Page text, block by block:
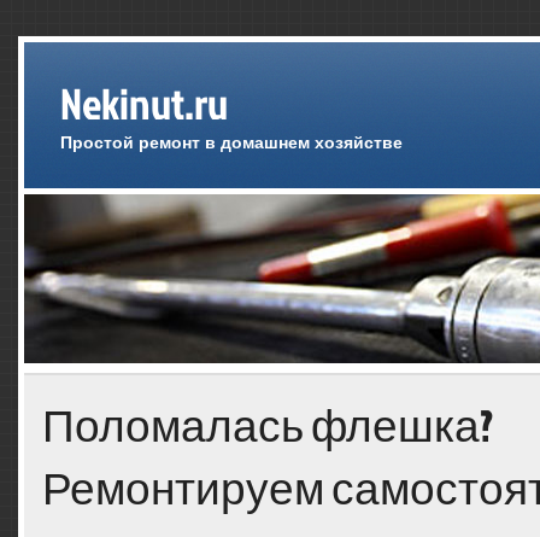
Nekinut.ru
Простой ремонт в домашнем хозяйстве
Поломалась флешка?
Ремонтируем